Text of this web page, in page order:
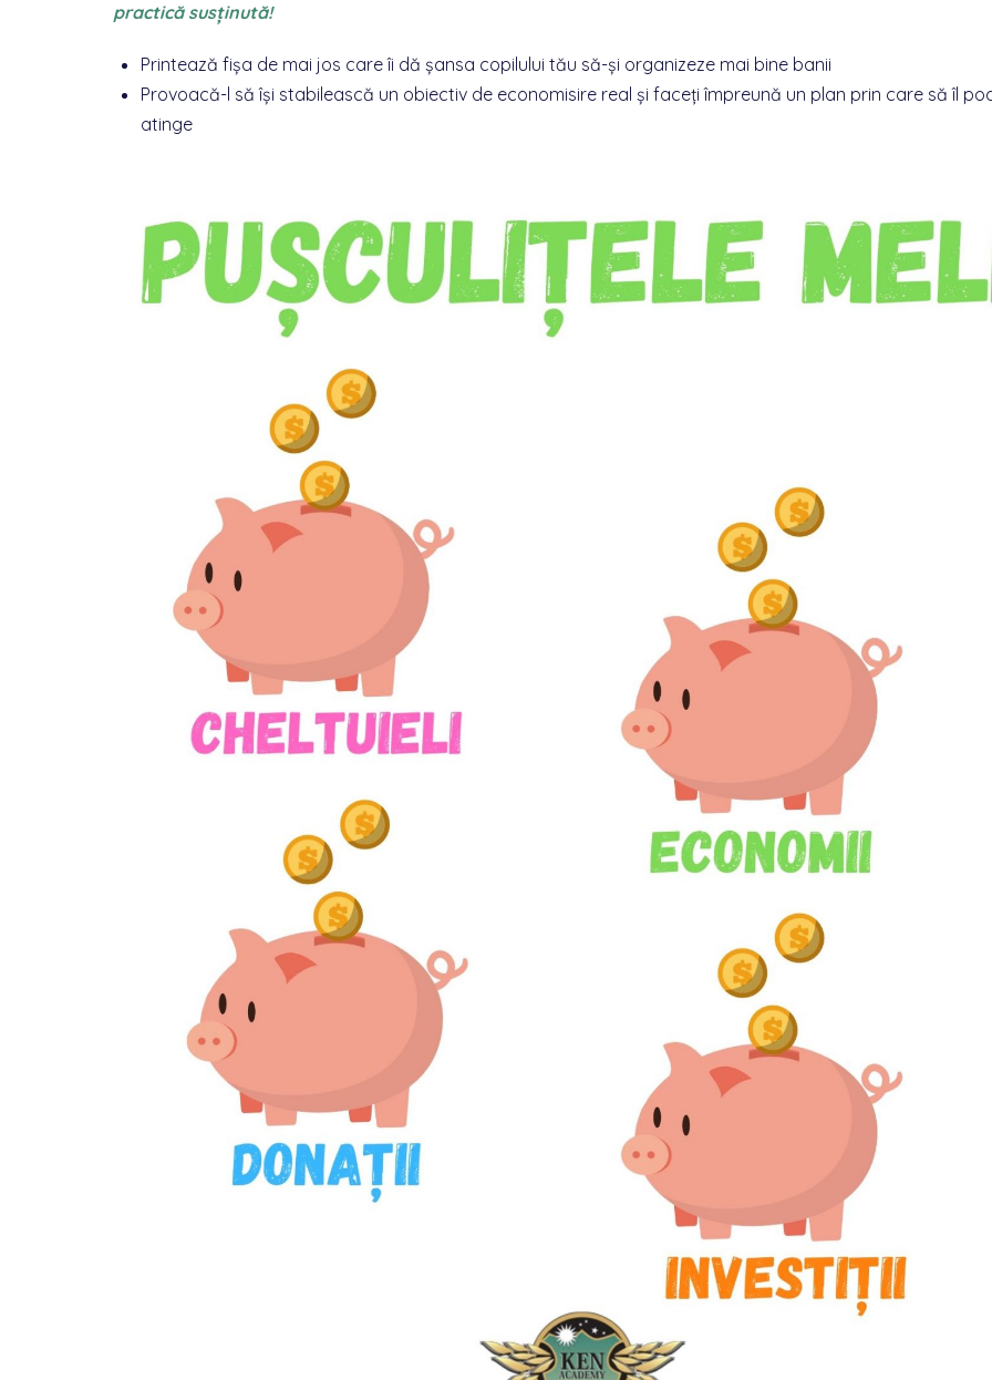
practică susținută!
Printează fișa de mai jos care îi dă șansa copilului tău să-și organizeze mai bine banii
Provoacă-l să își stabilească un obiectiv de economisire real și faceți împreună un plan prin care să îl
atinge